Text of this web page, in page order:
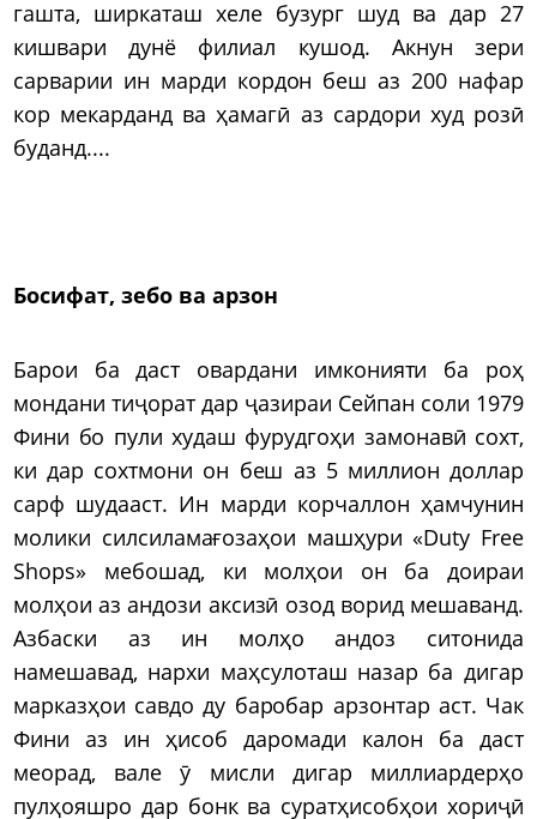
гашта, ширкаташ хеле бузург шуд ва дар 27
кишвари дунё филиал кушод. Акнун зери
сарварии ин марди кордон беш аз 200 нафар
кор мекарданд ва ҳамагӣ аз сардори худ розӣ
буданд....
Босифат, зебо ва арзон
Барои ба даст овардани имконияти ба роҳ
мондани тиҷорат дар ҷазираи Сейпан соли 1979
Фини бо пули худаш фурудгоҳи замонавӣ сохт,
ки дар сохтмони он беш аз 5 миллион доллар
сарф шудааст. Ин марди корчаллон ҳамчунин
молики силсиламағозаҳои машҳури «Duty Free
Shops» мебошад, ки молҳои он ба доираи
молҳои аз андози аксизӣ озод ворид мешаванд.
Азбаски аз ин молҳо андоз ситонида
намешавад, нархи маҳсулоташ назар ба дигар
марказҳои савдо ду баробар арзонтар аст. Чак
Фини аз ин ҳисоб даромади калон ба даст
меорад, вале ӯ мисли дигар миллиардерҳо
пулҳояшро дар бонк ва суратҳисобҳои хориҷӣ